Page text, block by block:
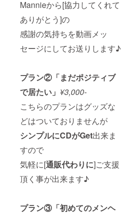
Mannieから[協力してくれて
ありがとう]の
感謝の気持ちを動画メッ
セージにしてお送りします♪
プラン②「まだポジティブ
で居たい」 ¥3,000-
こちらのプランはグッズな
どはついておりませんが
シンプルにCDがGet出来ま
すので
気軽に[通販代わりに]ご支援
頂く事が出来ます♪
プラン③「初めてのメンヘ